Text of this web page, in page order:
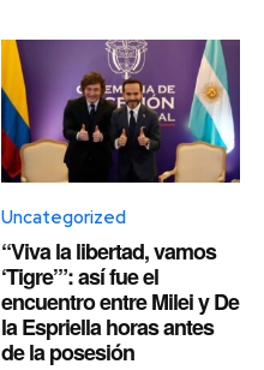
Uncategorized
“Viva la libertad, vamos
‘Tigre’”: así fue el
encuentro entre Milei y De
la Espriella horas antes
de la posesión